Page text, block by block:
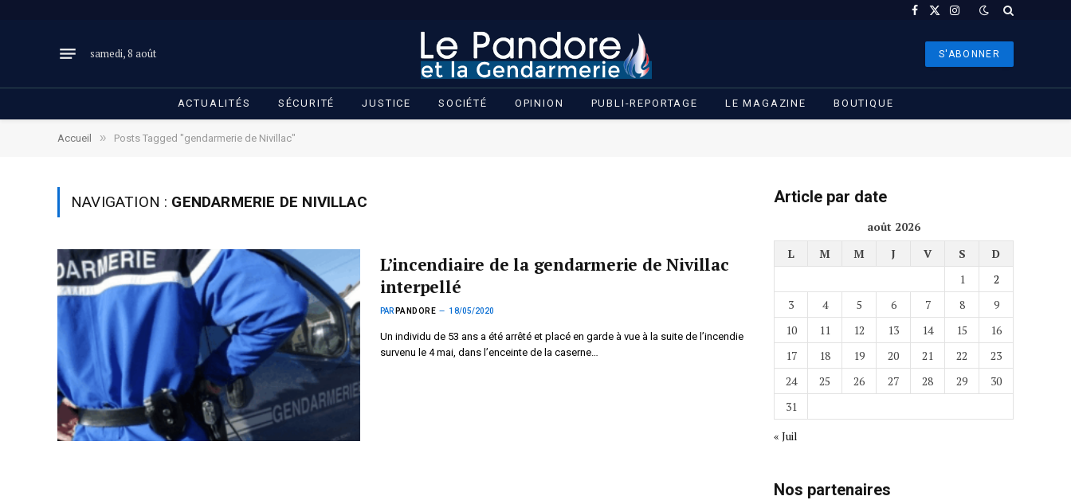
Facebook
X
Instagram
samedi, 8 août S'ABONNER
ACTUALITÉS SÉCURITÉ JUSTICE SOCIÉTÉ OPINION PUBLI-REPORTAGE LE MAGAZINE BOUTIQUE
Accueil » Posts Tagged "gendarmerie de Nivillac"
NAVIGATION : GENDARMERIE DE NIVILLAC
L’incendiaire de la gendarmerie de Nivillac
interpellé
PAR PANDORE 18/05/2020
Un individu de 53 ans a été arrêté et placé en garde à vue à la suite de l’incendie
survenu le 4 mai, dans l’enceinte de la caserne…
Article par date
août 2026
L
M M J V S
D
1
2
3
4 5 6 7 8
9
10
11 12 13 14 15
16
17
18 19 20 21 22
23
24
25 26 27 28 29
30
31
« Juil
Nos partenaires